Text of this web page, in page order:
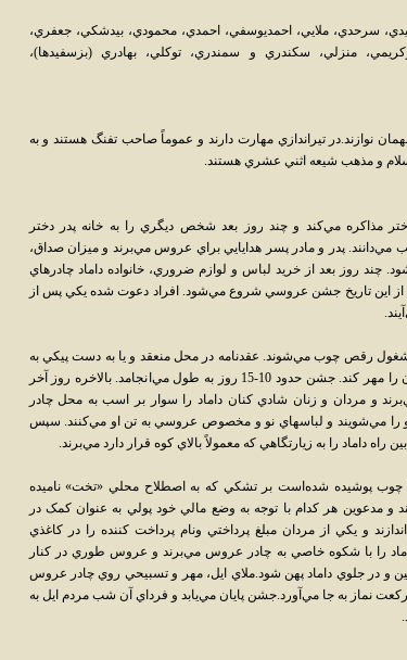
سرحدي، ملايي، احمديوسفي، احمدي، محمودي، بيدشکي، جعفري،
منزلي، سکندري و سمندري، توکلي، بهادري (بزسفيدها)،
نوازند.در تيراندازي مهارت دارند و عموماً صاحب تفنگ هستند و به
و مذهب شيعه اثني عشري هستند.
مذاکره مي‌کند و چند روز بعد شخص ديگري را به خانه پدر دختر
پدر و مادر پسر هدايايي براي عروس مي‌برند و ميزان صداق،
روز بعد از خريد لباس و لوازم ضروري، خانواده داماد چادرهاي
از اين تاريخ جشن عروسي شروع مي‌شود. افراد دعوت شده يکي پس از
رقص چوب مي‌شوند. عقدنامه در محل منعقد و يا به دست پيکي به
شهر فرستاده مي‌شود تا رئيس محضر مقيم شهر آن را مهر کند. جشن حدود 10-15 روز به طول مي‌انجامد. بالاخره روز آخر
و مردان و زنان شادي کنان داماد را سوار بر اسب به محل چادر
او را مي‌شويند و لباسهاي نو و مخصوص عروسي به تن او مي‌کنند. سپس
را به زيارتگاهي که معمولاً بالاي کوه قرار دارد مي‌برند.
پوشيده شده‌است بر تشکي که به اصطلاح محلي «تخت» ناميده
و مدعوين هر کدام با توجه به وضع مالي خود پولي به عنوان کمک در
و يکي از مردان مبلغ پرداختي ونام پرداخت کننده را در کاغذي
3 بعد از نيمه شب داماد را با شکوه خاصي به چادر عروس مي‌برند و عروس طوري در کنار
و در جلوي داماد پهن شود.ملاي ايل، مهر و تسبيحي روي چادر عروس
نماز به جا مي‌آورد.جشن پايان مي‌يابد و فرداي آن شب مردم ايل به